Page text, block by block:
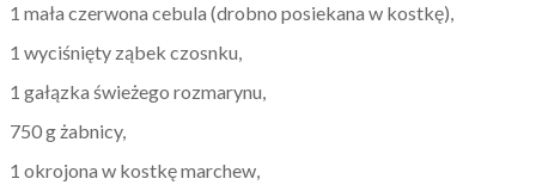
1 mała czerwona cebula (drobno posiekana w kostkę),
1 wyciśnięty ząbek czosnku,
1 gałązka świeżego rozmarynu,
750 g żabnicy,
1 okrojona w kostkę marchew,